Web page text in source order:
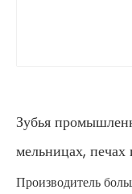
Зубья
мельницах,
Производитель